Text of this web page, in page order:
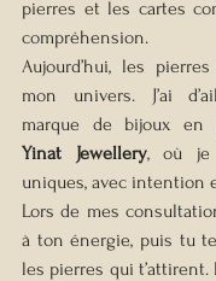
pierres et les cartes
compréhension.
Aujourd’hui, les
mon univers. J’ai
Yinat Jewellery, où je
uniques, avec intention
Lors de mes
à ton énergie, puis tu
les pierres qui